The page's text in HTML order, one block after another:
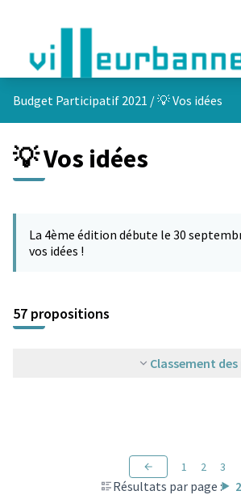
Budget Participatif 2021 /💡 Vos idées
💡 Vos idées
Passer la carte
La 4ème édition débute le 30
vos idées !
57 propositions
Classement
Résultats par page :
1 2 3